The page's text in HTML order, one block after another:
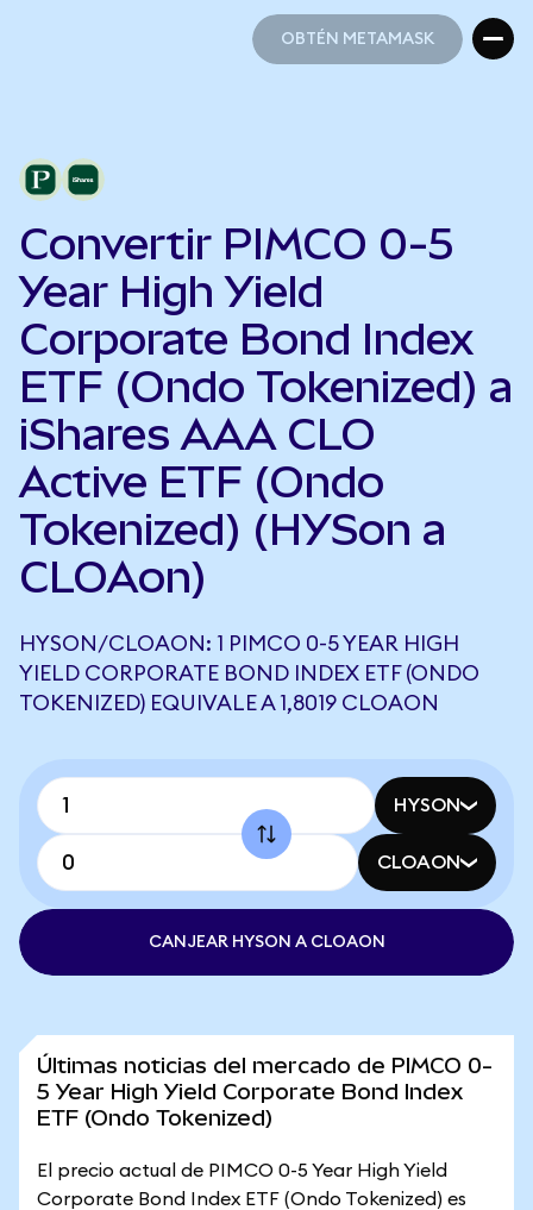
OBTÉN METAMASK
Convertir PIMCO 0-5
Year High Yield
Corporate Bond Index
ETF (Ondo Tokenized) a
iShares AAA CLO
Active ETF (Ondo
Tokenized) (HYSon a
CLOAon)
HYSON/CLOAON: 1 PIMCO 0-5 YEAR HIGH
YIELD CORPORATE BOND INDEX ETF (ONDO
TOKENIZED) EQUIVALE A 1,8019 CLOAON
HYSON
CLOAON
CANJEAR HYSON A CLOAON
Últimas noticias del mercado de PIMCO 0-
5 Year High Yield Corporate Bond Index
ETF (Ondo Tokenized)
El precio actual de PIMCO 0-5 Year High Yield
Corporate Bond Index ETF (Ondo Tokenized) es